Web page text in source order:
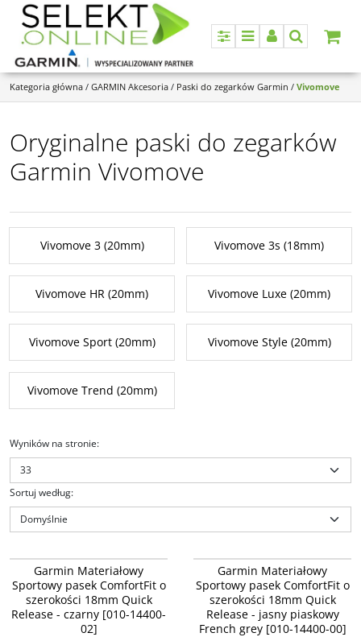
PanelMenuPanelSzukaj
Kategoria główna / GARMIN Akcesoria / Paski do zegarków Garmin / Vivomove
Oryginalne paski do zegarków
Garmin Vivomove
Vivomove 3 (20mm) Vivomove 3s (18mm)
Vivomove HR (20mm) Vivomove Luxe (20mm)
Vivomove Sport (20mm) Vivomove Style (20mm)
Vivomove Trend (20mm)
Wyników na stronie:
Sortuj według:
Garmin Materiałowy Sportowy
pasek ComfortFit o szerokości
18mm Quick Release - czarny [010-
14400-02]
Garmin Materiałowy
Sportowy pasek ComfortFit o
szerokości 18mm Quick
Release - czarny [010-14400-
02]
Garmin Materiałowy Sportowy
pasek ComfortFit o szerokości
18mm Quick Release - jasny
piaskowy French grey [010-14400-
00]
Garmin Materiałowy
Sportowy pasek ComfortFit o
szerokości 18mm Quick
Release - jasny piaskowy
French grey [010-14400-00]